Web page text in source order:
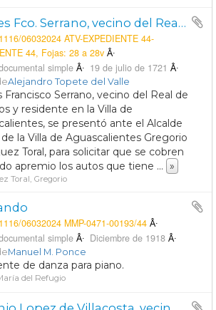
Andres Fco. Serrano, vecino del Real de los Asientos y residente en la Villa de Aguascalientes, solicita apremio en la ejecución de los autos contra Pedro Miguel de Padros por adeudo de pesos de oro
06032024 ATV-EXPEDIENTE 44-
44, Fojas: 28 a 28v
simple
19 de julio de 1721
Alejandro Topete del Valle
Francisco Serrano, vecino del Real de
y residente en la Villa de
se presentó ante el Alcalde
la Villa de Aguascalientes Gregorio
Toral, para solicitar que se cobren
apremio los autos que tiene ... »
Toral, Gregorio
06032024 MMP-0471-00193/44
simple
Diciembre de 1918
Manuel M. Ponce
de danza para piano.
del Refugio